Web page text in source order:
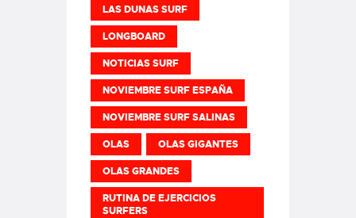
LAS DUNAS SURF
LONGBOARD
NOTICIAS SURF
NOVIEMBRE SURF ESPAÑA
NOVIEMBRE SURF SALINAS
OLAS OLAS GIGANTES
OLAS GRANDES
RUTINA DE EJERCICIOS
SURFERS